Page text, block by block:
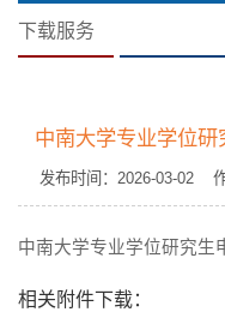
下载服务
中南大学专业学位研
发布时间：2026-03-02
中南大学专业学位研究生
相关附件下载：